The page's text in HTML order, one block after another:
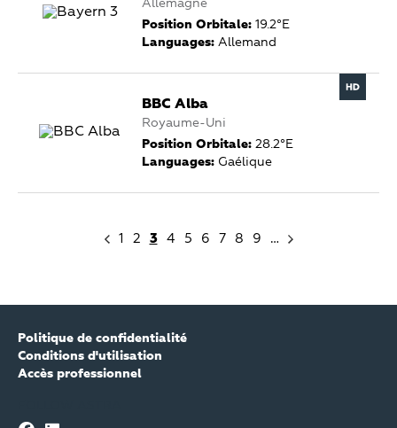
Allemagne
Position Orbitale: 19.2°E
Languages: Allemand
BBC Alba
Royaume-Uni
Position Orbitale: 28.2°E
Languages: Gaélique
1 2 3 4 5 6 7 8 9 …
Politique de confidentialité
Conditions d'utilisation
Accès professionnel